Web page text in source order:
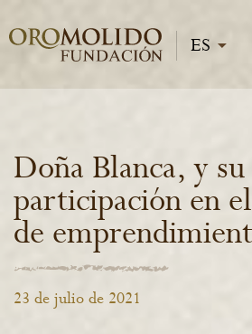
Doña Blanca, y su
participación en
de
23 de julio de 2021